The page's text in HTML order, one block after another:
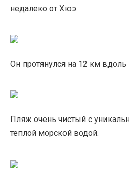
недалеко от Хюэ.
Он протянулся на 12 км
Пляж очень чистый с
теплой морской водой.